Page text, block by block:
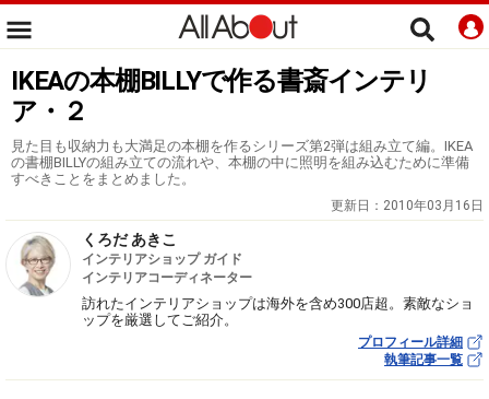
IKEAの本棚BILLYで作る書斎インテリ
ア・２
見た目も収納力も大満足の本棚を作るシリーズ第2弾は組み立て編。IKEA
の書棚BILLYの組み立ての流れや、本棚の中に照明を組み込むために準備
すべきことをまとめました。
更新日： 2010年03月16日
くろだ あきこ
インテリアショップ ガイド
インテリアコーディネーター
訪れたインテリアショップは海外を含め300店超。素敵なショ
ップを厳選してご紹介。
プロフィール詳細
執筆記事一覧